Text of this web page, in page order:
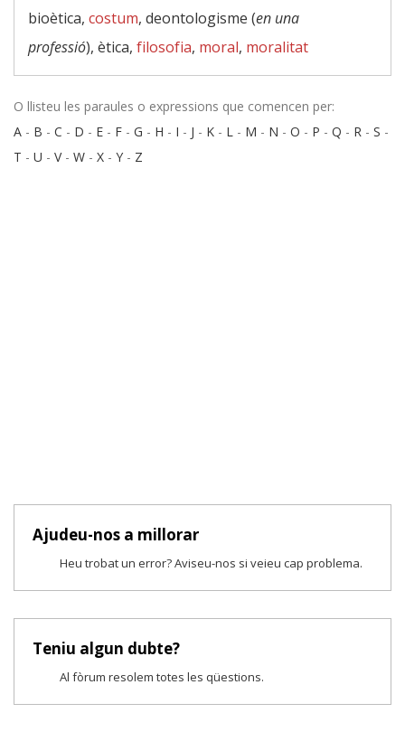
bioètica, costum, deontologisme (en una
professió), ètica, filosofia, moral, moralitat
O llisteu les paraules o expressions que comencen per:
A - B - C - D - E - F - G - H - I - J - K - L - M - N - O - P - Q - R - S -
T - U - V- W - X - Y - Z
Ajudeu-nos a millorar
Heu trobat un error? Aviseu-nos si veieu cap problema.
Teniu algun dubte?
Al fòrum resolem totes les qüestions.